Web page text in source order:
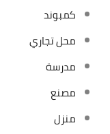
كمبوند
محل تجاري
مدرسة
مصنع
منزل